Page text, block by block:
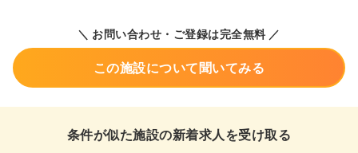
＼ お問い合わせ・ご登録は完全無料 ／
この施設について聞いてみる
条件が似た施設の新着求人を受け取る